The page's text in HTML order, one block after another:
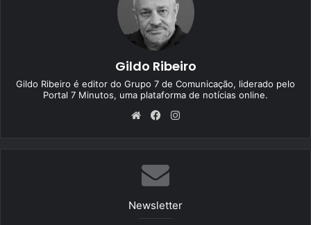
Gildo Ribeiro
Gildo Ribeiro é editor do Grupo 7 de Comunicação, liderado pelo
Portal 7 Minutos, uma plataforma de notícias online.
We
Fa
ok
Newsletter